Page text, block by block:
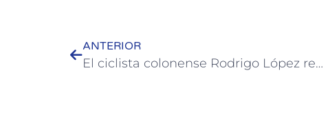
ANTERIOR
El ciclista colonense Rodrigo López recibió un reconocimiento del Municipio